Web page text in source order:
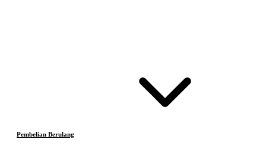
Pembelian Berulang